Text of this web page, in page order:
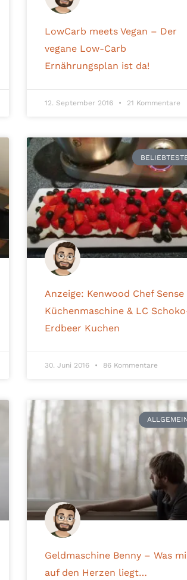
LowCarb meets Vegan – Der
vegane Low-Carb
Ernährungsplan ist da!
12. September 2016 21 Kommentare
Anzeige: Kenwood Chef Sense
Küchenmaschine & LC
Erdbeer Kuchen
30. Juni 2016 86 Kommentare
Geldmaschine Benny – Was
auf den Herzen liegt…